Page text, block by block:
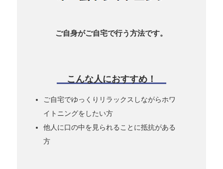
ご自身がご自宅で行う方法です。
こんな人におすすめ！
ご自宅でゆっくりリラックスしながらホワ
イトニングをしたい方
他人に口の中を見られることに抵抗がある
方